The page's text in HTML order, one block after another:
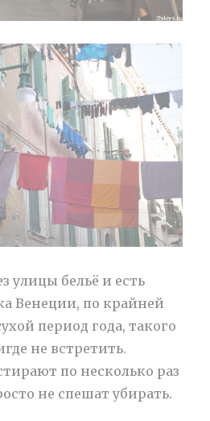
улицы бельё и есть
Венеции, по крайней
период года, такого
не встретить.
по несколько раз
не спешат убирать.